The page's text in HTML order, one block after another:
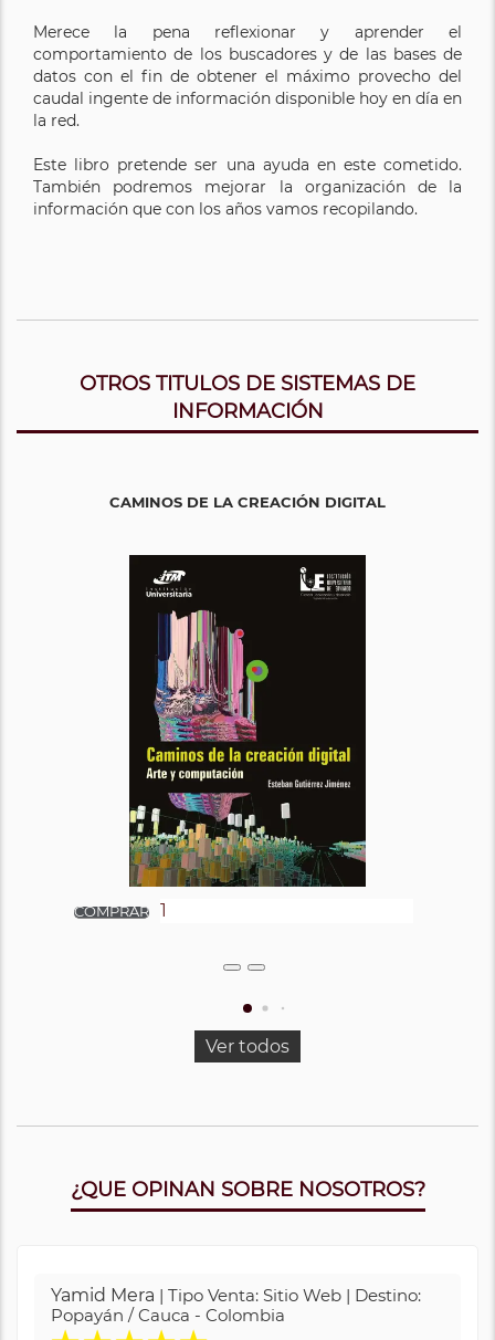
Merece la pena reflexionar y aprender el
comportamiento de los buscadores y de las bases de
datos con el fin de obtener el máximo provecho del
caudal ingente de información disponible hoy en día en
la red.
Este libro pretende ser una ayuda en este cometido.
También podremos mejorar la organización de la
información que con los años vamos recopilando.
OTROS TITULOS DE SISTEMAS DE
INFORMACIÓN
CAMINOS DE LA CREACIÓN DIGITAL
Ver todos
¿QUE OPINAN SOBRE NOSOTROS?
Yamid Mera | Tipo Venta: Sitio Web | Destino:
Popayán / Cauca - Colombia